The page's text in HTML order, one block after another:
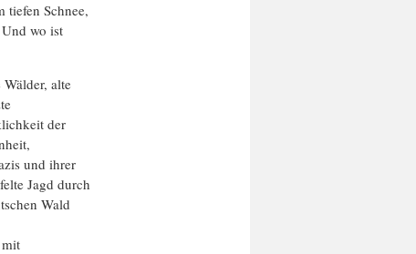
tiefen Schnee,
wo ist
alte
der
und ihrer
Jagd durch
Wald